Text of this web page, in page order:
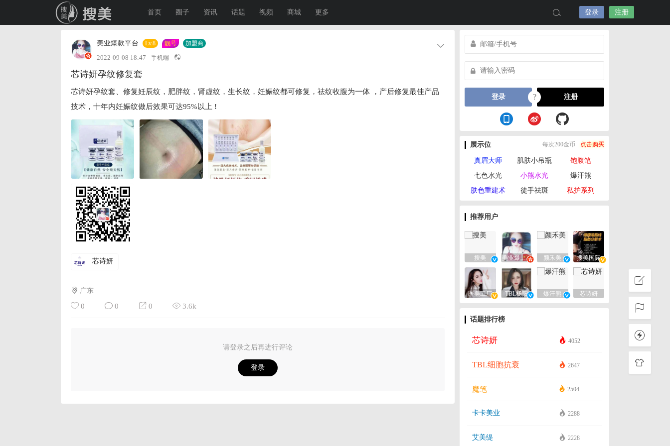
首页 圈子 资讯 话题 视频 商城 更多 登录 注册
美业爆款平台 Lv.8 靓号 加盟商
2022-09-08 18:47 手机端
芯诗妍孕纹修复套
芯诗妍孕纹套、修复妊辰纹，肥胖纹，肾虚纹，生长纹，妊娠纹都可修复，祛纹收腹为一体 ，产后修复最佳产品
技术，十年内妊娠纹做后效果可达95%以上 !
芯诗妍
广东
0 0 0 3.6k
请登录之后再进行评论
登录
登录 ? 注册
展示位 每次200金币 点击购买
真眉大师 肌肤小吊瓶
饱腹笔
七色水光
小熊水光
爆汗熊
肤色重建术
徒手祛斑 私护系列
推荐用户
搜美 美业爆款平台 颜禾美 搜美国际
医美工厂 TBL杨阳 爆汗熊 芯诗妍
话题排行榜
芯诗妍 4052
TBL细胞抗衰 2647
魔笔 2504
卡卡美业 2288
艾美缇 2228